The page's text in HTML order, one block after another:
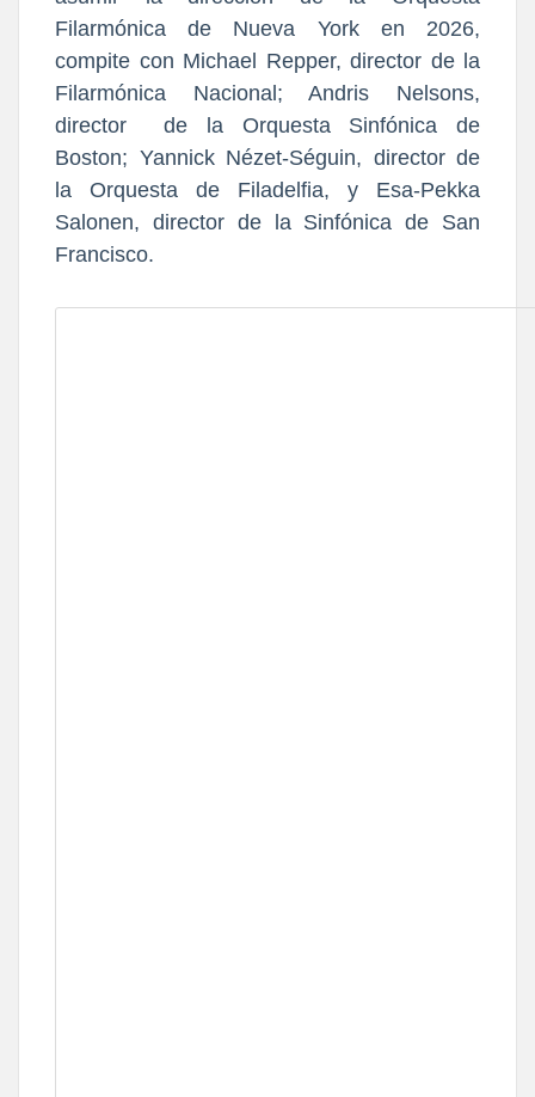
Filarmónica de Nueva York en 2026,
compite con Michael Repper, director de la
Filarmónica Nacional; Andris Nelsons,
director de la Orquesta Sinfónica de
Boston; Yannick Nézet-Séguin, director de
la Orquesta de Filadelfia, y Esa-Pekka
Salonen, director de la Sinfónica de San
Francisco.